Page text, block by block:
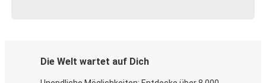
Die Welt wartet auf Dich